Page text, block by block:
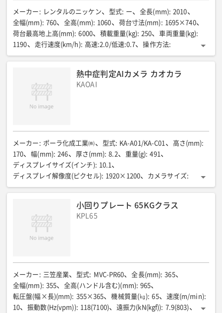
メーカー : レンタルのニッケン 型式: ー 全長(mm): 2010
全幅(mm): 760 全高(mm): 1060 荷台寸法(mm): 1695×740
荷台最高地上高(mm): 6000 積載重量(kg): 250 車両重量(kg):
1190
走行速度(km/h): 高速:2.0/低速:0.7 操作方法:
ラジコン式/リモコン式(通信距離目安:20m)
熱中症判定AIカメラ カオカラ
KAOAI
メーカー : ポーラ化成工業㈱ 型式: KA-A01/KA-C01 高さ(mm):
170
幅(mm): 246 厚さ(mm): 8.2 重量(g): 491
ディスプレイサイズ(インチ): 10.1
ディスプレイ解像度(ピクセル): 1920×1200 カメラサイズ:
アウトカメラおよびインカメラ共に1/4インチ
カメラ画素数:
動画:MP4 静止画:JPEG
無線LAN:
IEEE802.11a/b/g/n/ac 準拠
バッテリー容量(mAh) : 65000
Android OS v.12
小回りプレート 65KGクラス
KPL65
メーカー : 三笠産業 型式: MVC-PR60 全長(mm): 365
全幅(mm): 355 全高(ハンドル含む)(mm): 965
転圧盤(幅×長)(mm): 355×365 機械質量(㎏): 65 速度(m/min):
10
振動数(Hz(vpm)): 118(7100) 遠振力(kN(kgf)): 7.9(803)